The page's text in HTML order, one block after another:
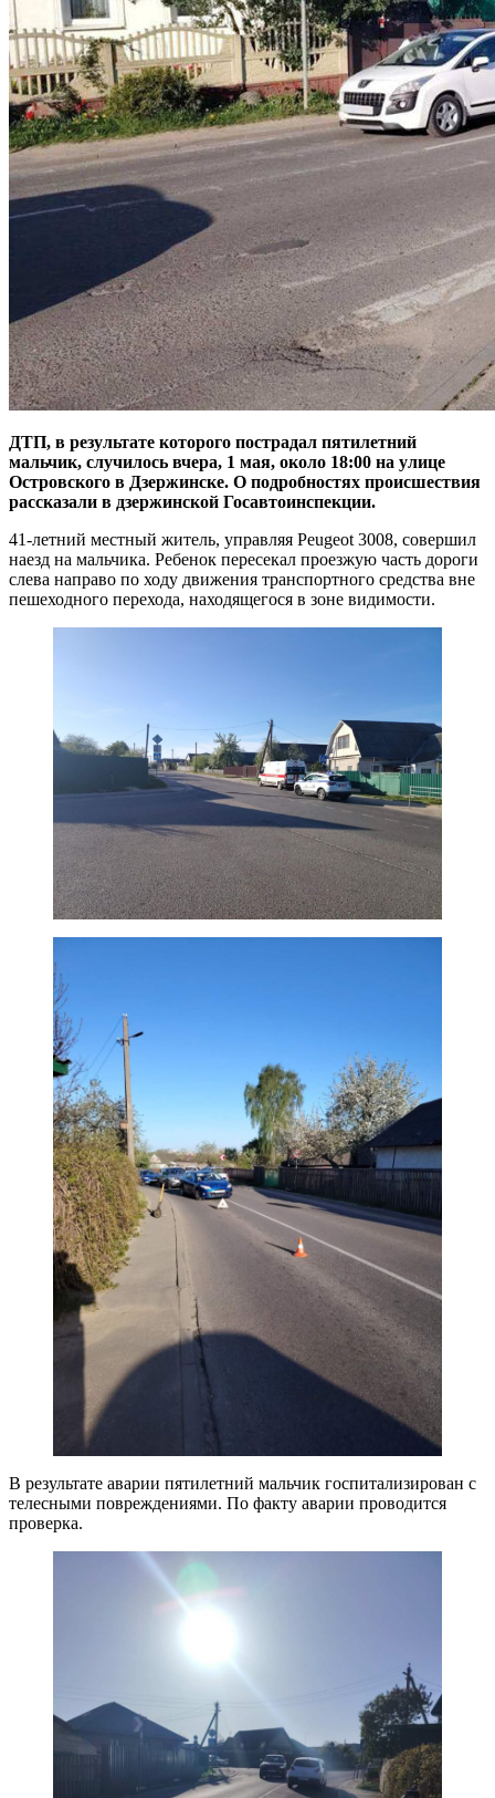
ДТП, в результате которого пострадал пятилетний
мальчик, случилось вчера, 1 мая, около 18:00 на улице
Островского в Дзержинске. О подробностях происшествия
рассказали в дзержинской Госавтоинспекции.
41-летний местный житель, управляя Peugeot 3008, совершил
наезд на мальчика. Ребенок пересекал проезжую часть дороги
слева направо по ходу движения транспортного средства вне
пешеходного перехода, находящегося в зоне видимости.
В результате аварии пятилетний мальчик госпитализирован с
телесными повреждениями. По факту аварии проводится
проверка.